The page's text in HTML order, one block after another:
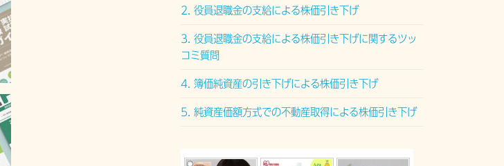
2. 役員退職金の支給による株価引き下げ
3. 役員退職金の支給による株価引き下げに関するツッ
コミ質問
4. 簿価純資産の引き下げによる株価引き下げ
5. 純資産価額方式での不動産取得による株価引き下げ